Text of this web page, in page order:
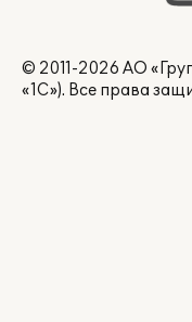
© 2011-2026 АО
«1С»). Все права